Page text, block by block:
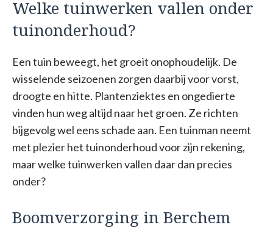
Welke tuinwerken vallen onder
tuinonderhoud?
Een tuin beweegt, het groeit onophoudelijk. De
wisselende seizoenen zorgen daarbij voor vorst,
droogte en hitte. Plantenziektes en ongedierte
vinden hun weg altijd naar het groen. Ze richten
bijgevolg wel eens schade aan. Een tuinman neemt
met plezier het tuinonderhoud voor zijn rekening,
maar welke tuinwerken vallen daar dan precies
onder?
Boomverzorging in Berchem